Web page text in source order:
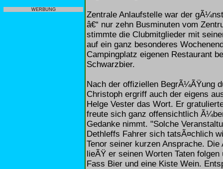
WERBUNG
Zentrale Anlaufstelle war der
â€“ nur zehn Busminuten vom
stimmte die Clubmitglieder mit
auf ein ganz besonderes
Campingplatz eigenen Restaurant
Schwarzbier.
Nach der offiziellen BegrÃ¼ÃŸung
Christoph ergriff auch der eigens
Helge Vester das Wort. Er
freute sich ganz offensichtlich
Gedanke nimmt. "Solche
Dethleffs Fahrer sich tatsÃ¤chlich
Tenor seiner kurzen Ansprache.
lieÃŸ er seinen Worten Taten
Fass Bier und eine Kiste Wein.